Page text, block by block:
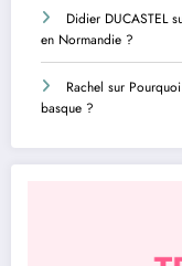
Didier DUCASTEL
en Normandie ?
Rachel sur
basque ?